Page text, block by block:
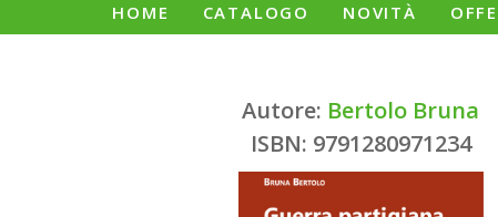
HOME CATALOGO NOVITÀ
Autore: Bertolo Bruna
ISBN: 9791280971234